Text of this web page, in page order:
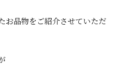
お品物をご紹介させていただ